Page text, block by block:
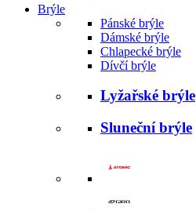
Brýle
Pánské brýle
Dámské brýle
Chlapecké brýle
Dívčí brýle
Lyžařské brýle
Sluneční brýle